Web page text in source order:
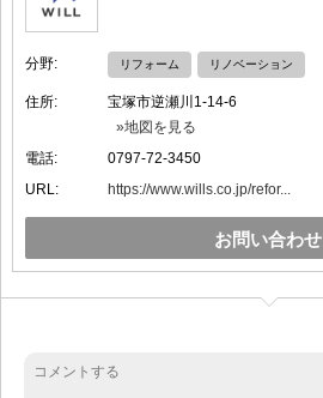
分野: リフォーム リノベーション
住所:
宝塚市逆瀬川1-14-6
»地図を見る
電話:
0797-72-3450
URL:
https://www.wills.co.jp/refor...
お問い合わせ